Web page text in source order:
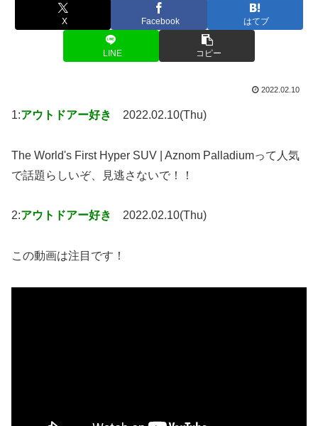
X Facebook はてブ
LINE コピー
2022.02.10
1:アウトドアー好き 2022.02.10(Thu)
The World's First Hyper SUV | Aznom Palladiumって人気
で話題らしいぞ、見逃さないで！！
2:アウトドアー好き 2022.02.10(Thu)
この動画は注目です！